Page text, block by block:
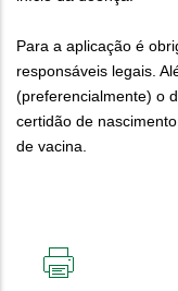
Para a aplicação é
responsáveis legais.
(preferencialmente) o
certidão de
de vacina.